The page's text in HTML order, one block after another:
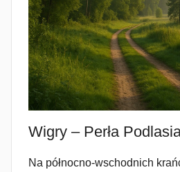
Wigry – Perła
Na północno-wschodnich